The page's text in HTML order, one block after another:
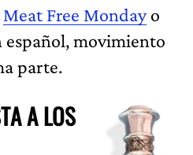
Meat Free Mondayo
español, movimiento
parte.
A LOS